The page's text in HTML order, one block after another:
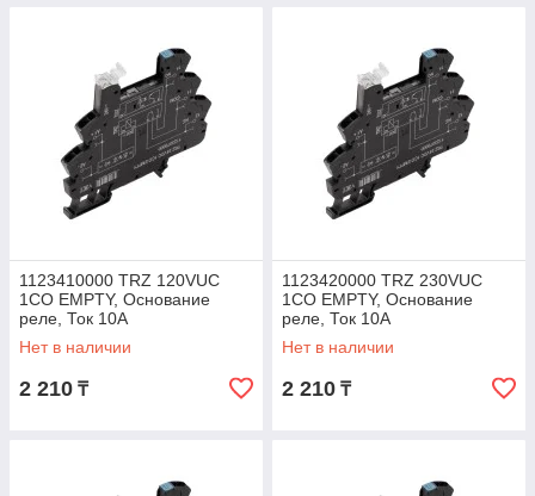
1123410000 TRZ 120VUC
1CO EMPTY, Основание
реле, Ток 10A
Нет в наличии
2 210 ₸
1123420000 TRZ 230VUC
1CO EMPTY, Основание
реле, Ток 10A
Нет в наличии
2 210 ₸